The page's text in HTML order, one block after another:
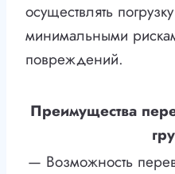
осуществлять
минимальными
повреждений.
Преимущества
— Возможность